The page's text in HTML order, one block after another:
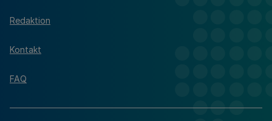
Redaktion
Kontakt
FAQ